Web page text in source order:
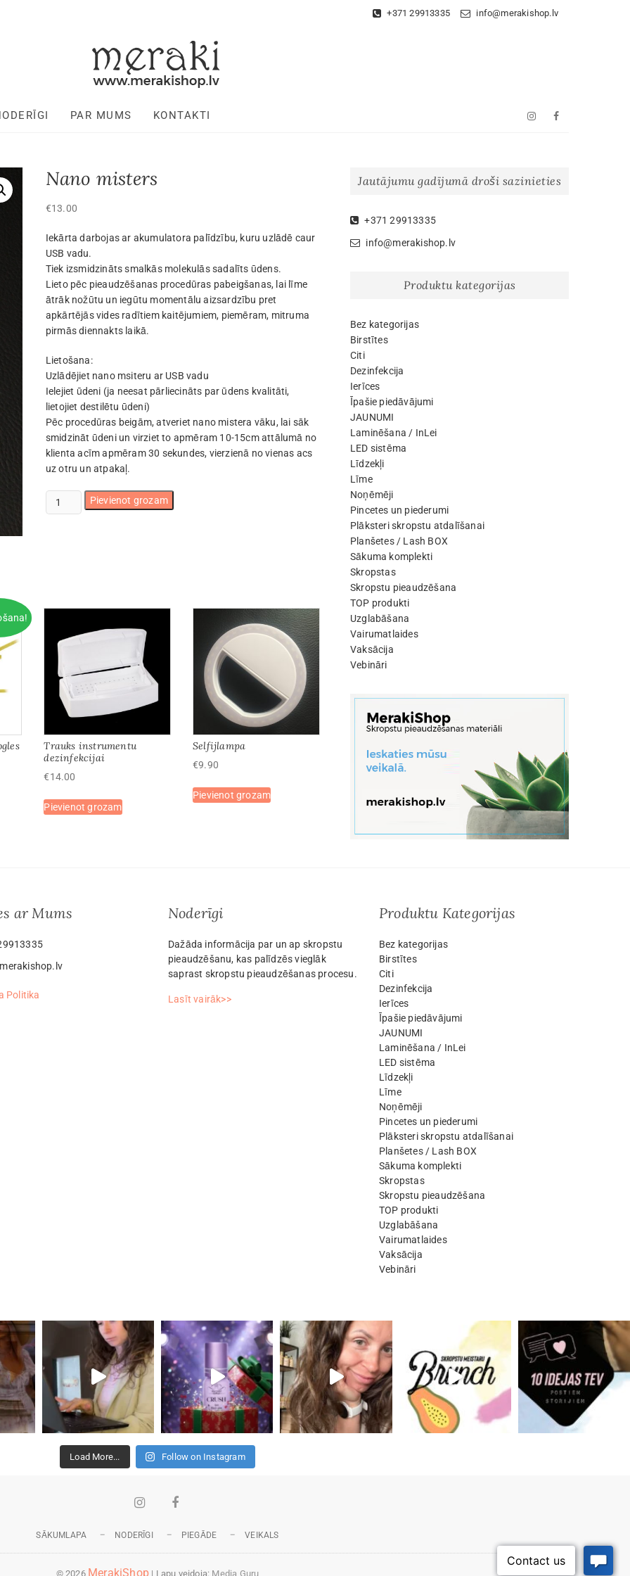
+371 29913335 info@merakishop.lv
InstagramFacebook
PAR MUMS KONTAKTI
Nano misters
€13.00
Iekārta darbojas ar akumulatora palīdzību, kuru uzlādē caur
USB vadu.
Tiek izsmidzināts smalkās molekulās sadalīts ūdens.
Lieto pēc pieaudzēšanas procedūras pabeigšanas, lai līme
ātrāk nožūtu un iegūtu momentālu aizsardzību pret
apkārtējās vides radītiem kaitējumiem, piemēram, mitruma
pirmās diennakts laikā.
Lietošana:
Uzlādējiet nano msiteru ar USB vadu
Ielejiet ūdeni (ja neesat pārliecināts par ūdens kvalitāti,
lietojiet destilētu ūdeni)
Pēc procedūras beigām, atveriet nano mistera vāku, lai sāk
smidzināt ūdeni un virziet to apmēram 10-15cm attālumā no
klienta acīm apmēram 30 sekundes, vierzienā no vienas acs
uz otru un atpakaļ.
Nano
misters
Pievienot grozam
Trauks instrumentu
dezinfekcijai
€14.00
Pievienot grozam
Selfijlampa
€9.90
Pievienot grozam
Jautājumu gadījumā droši sazinieties
+371 29913335
info@merakishop.lv
Produktu kategorijas
Bez kategorijas
Birstītes
Citi
Dezinfekcija
Ierīces
Īpašie piedāvājumi
JAUNUMI
Laminēšana / InLei
LED sistēma
Līdzekļi
Līme
Noņēmēji
Pincetes un piederumi
Plāksteri skropstu atdalīšanai
Planšetes / Lash BOX
Sākuma komplekti
Skropstas
Skropstu pieaudzēšana
TOP produkti
Uzglabāšana
Vairumatlaides
Vaksācija
Vebināri
ar Mums
Politika
Noderīgi
Dažāda informācija par un ap skropstu
pieaudzēšanu, kas palīdzēs vieglāk
saprast skropstu pieaudzēšanas procesu.
Lasīt vairāk>>
Produktu Kategorijas
Bez kategorijas
Birstītes
Citi
Dezinfekcija
Ierīces
Īpašie piedāvājumi
JAUNUMI
Laminēšana / InLei
LED sistēma
Līdzekļi
Līme
Noņēmēji
Pincetes un piederumi
Plāksteri skropstu atdalīšanai
Planšetes / Lash BOX
Sākuma komplekti
Skropstas
Skropstu pieaudzēšana
TOP produkti
Uzglabāšana
Vairumatlaides
Vaksācija
Vebināri
Load More... Follow on Instagram
InstagramFacebook
SĀKUMLAPA NODERĪGI PIEGĀDE VEIKALS
© 2026 MerakiShop | Lapu veidoja: Media Guru